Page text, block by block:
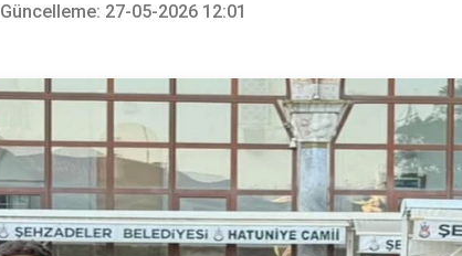
Güncelleme: 27-05-2026 12:01